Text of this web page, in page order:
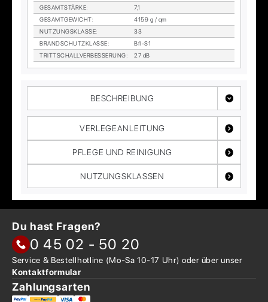
GE­SAMT­STÄR­KE:
7,1
GE­SAMT­GE­WICHT:
4159 g / qm
NUT­ZUNGS­KLAS­SE:
33
BRAND­SCHUTZ­KLAS­SE:
Bfl-S1
TRITT­SCHALL­VER­BES­SE­RUNG: 27 dB
BESCHREIBUNG
VERLEGEANLEITUNG
PFLEGE UND REINIGUNG
NUTZUNGSKLASSEN
Du hast Fragen?
0 45 02 - 50 20
Service & Bestellhotline (Mo-Sa 10-17 Uhr) oder überunser
Kontaktformular
Zahlungsarten